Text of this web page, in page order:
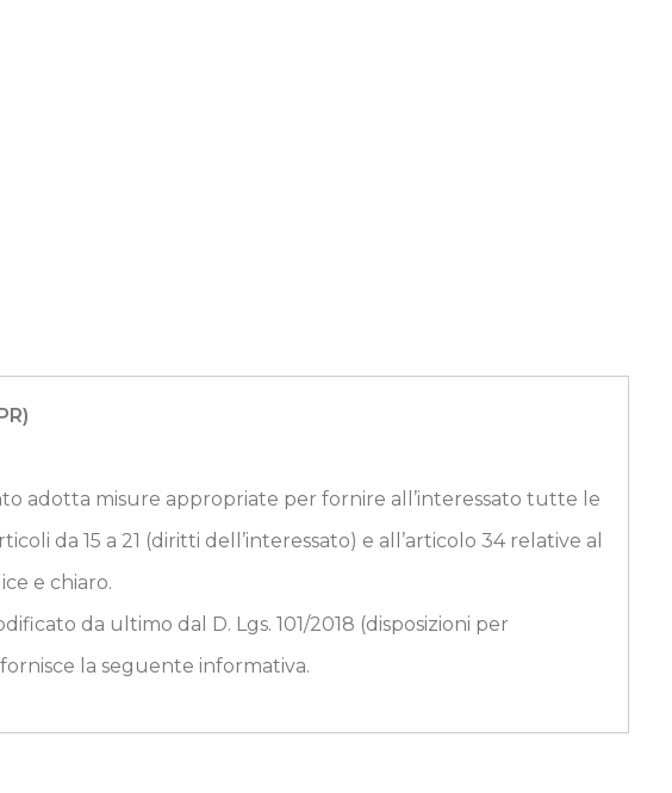
adotta misure appropriate per fornire all’interessato tutte le
da 15 a 21 (diritti dell’interessato) e all’articolo 34 relative al
e chiaro.
da ultimo dal D. Lgs. 101/2018 (disposizioni per
la seguente informativa.